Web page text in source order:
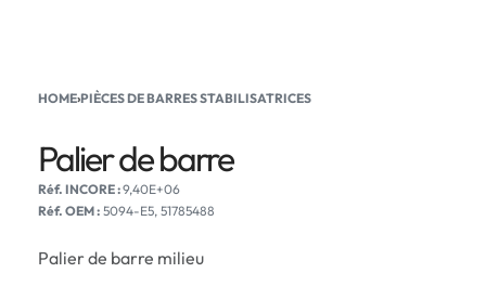
HOME›PIÈCES DE BARRES STABILISATRICES
Palier de barre
9,40E+06
Réf. OEM : 5094-E5, 51785488
Palier de barre milieu